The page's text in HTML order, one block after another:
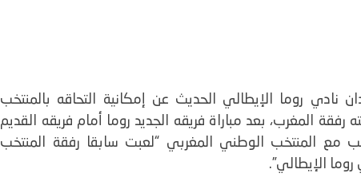
نادي روما الإيطالي الحديث عن إمكانية التحاقه بالمنتخب
المغرب، بعد مباراة فريقه الجديد روما أمام فريقه القديم
مع المنتخب الوطني المغربي “لعبت سابقا رفقة المنتخب
الإيطالي”.